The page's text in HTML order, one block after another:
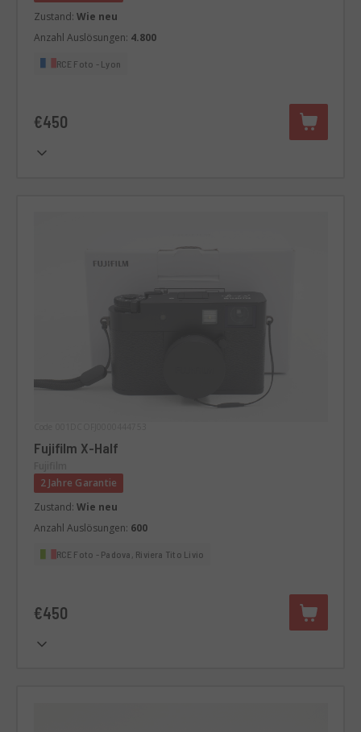
Zustand: Wie neu
Anzahl Auslösungen: 4.800
RCE Foto - Lyon
€450
Fujifilm X-Half
2 Jahre Garantie
Zustand: Wie neu
Anzahl Auslösungen: 600
RCE Foto - Padova, Riviera Tito Livio
€450